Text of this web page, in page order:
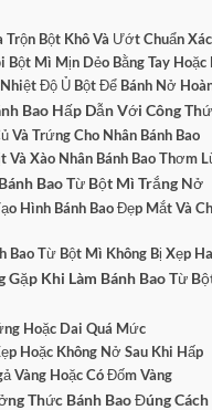
Trộn Bột Khô Và Ướt Chuẩn Xác
Bột Mì Mịn Dẻo Bằng Tay Hoặc
Độ Ủ Bột Để Bánh Nở
Bao Hấp Dẫn Với Công
Và Trứng Cho Nhân Bánh Bao
Và Xào Nhân Bánh Bao Thơm
Bao Từ Bột Mì Trắng Nở
Hình Bánh Bao Đẹp Mắt Và
Bao Từ Bột Mì Không Bị Xẹp
Gặp Khi Làm Bánh Bao Từ
Hoặc Dai Quá Mức
Hoặc Không Nở Sau Khi Hấp
Vàng Hoặc Có Đốm Vàng
Thức Bánh Bao Đúng Cách